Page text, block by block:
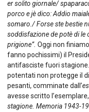
er solito giornale/
porco e jè dico: Addio
somaro./ Forse ste bestie
soddisfazione de potè di le
prigione”. Oggi non
fanno pochissimi) il
antifasciste fuori
potentati non protegge il
pesanti, comminate dall’
avesse scritto
stagione. Memoria 1943-